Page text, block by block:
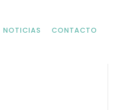
NOTICIAS CONTACTO